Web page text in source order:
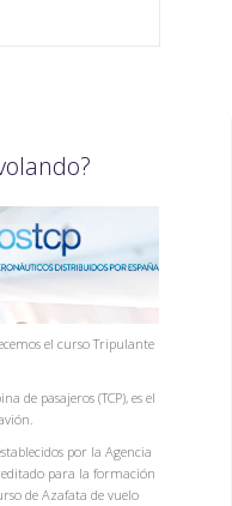
el curso Tripulante
de pasajeros (TCP), es el
por la Agencia
para la formación
de Azafata de vuelo